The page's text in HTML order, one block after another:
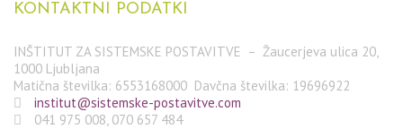
KONTAKTNI PODATKI
INŠTITUT ZA SISTEMSKE POSTAVITVE – Žaucerjeva ulica 20,
1000 Ljubljana
Matična številka: 6553168000 Davčna številka: 19696922
institut@sistemske-postavitve.com
041 975 008, 070 657 484